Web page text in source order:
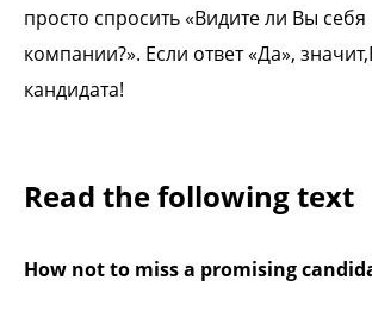
просто спросить «Видите ли Вы себя
компании?». Если ответ «Да»,
кандидата!
Read the following text
How not to miss a promising